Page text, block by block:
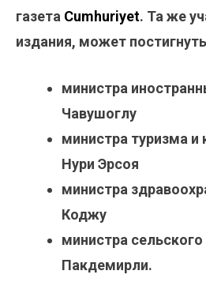
газета Cumhuriyet. Та же
издания, может
министра
Чавушоглу
министра туризма
Нури Эрсоя
министра
Коджу
министра
Пакдемирли.